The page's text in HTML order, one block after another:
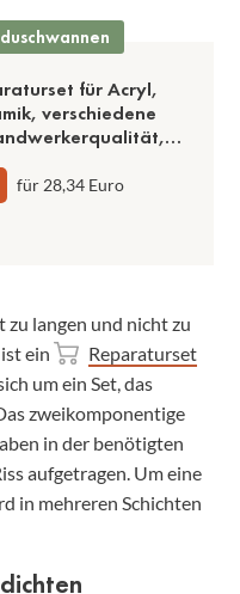
für Acryl,
verschiedene
für 28,34 Euro
langen und nicht zu
ein
Reparaturset
um ein Set, das
zweikomponentige
in der benötigten
aufgetragen. Um eine
in mehreren Schichten